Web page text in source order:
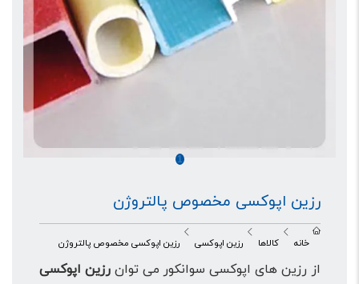
1
رزین اپوکسی مخصوص پالتروژن
خانه کالاها رزین اپوکسی رزین اپوکسی مخصوص پالتروژن
از رزین های اپوکسی سوانکور می توانرزین اپوکسی